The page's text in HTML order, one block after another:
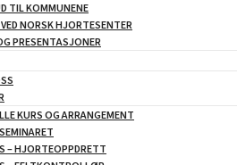
TIL KOMMUNENE
NORSK HJORTESENTER
PRESENTASJONER
KURS OG ARRANGEMENT
– HJORTEOPPDRETT